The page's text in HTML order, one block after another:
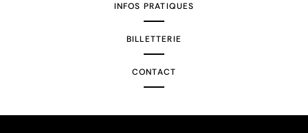
INFOS PRATIQUES
BILLETTERIE
CONTACT